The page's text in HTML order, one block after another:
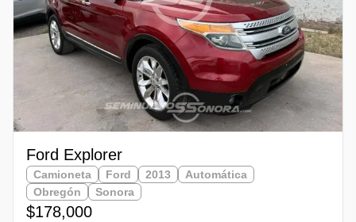
Ford Explorer
Camioneta Ford 2013
Automática
Obregón
Sonora
$178,000